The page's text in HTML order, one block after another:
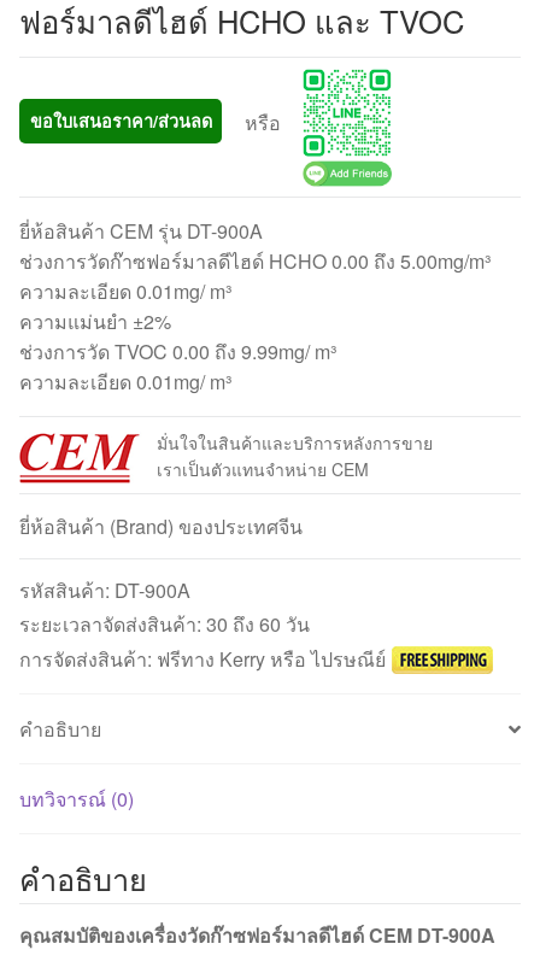
ฟอร์มาลดีไฮด์ HCHO และ TVOC
ขอใบเสนอราคา/ส่วนลด หรือ
ยี่ห้อสินค้า CEM รุ่น DT-900A
ช่วงการวัดก๊าซฟอร์มาลดีไฮด์ HCHO 0.00 ถึง 5.00mg/m³
ความละเอียด 0.01mg/ m³
ความแม่นยำ ±2%
ช่วงการวัด TVOC 0.00 ถึง 9.99mg/ m³
ความละเอียด 0.01mg/ m³
มั่นใจในสินค้าและบริการหลังการขาย
เราเป็นตัวแทนจำหน่าย CEM
ยี่ห้อสินค้า (Brand) ของประเทศจีน
รหัสสินค้า: DT-900A
ระยะเวลาจัดส่งสินค้า: 30 ถึง 60 วัน
การจัดส่งสินค้า: ฟรีทาง Kerry หรือ ไปรษณีย์
คำอธิบาย
บทวิจารณ์ (0)
คำอธิบาย
คุณสมบัติของเครื่องวัดก๊าซฟอร์มาลดีไฮด์ CEM DT-900A